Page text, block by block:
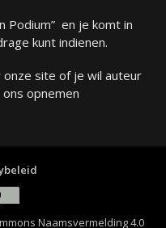
Podium” en je komt in
kunt indienen.
site of je wil auteur
opnemen
Naamsvermelding 4.0